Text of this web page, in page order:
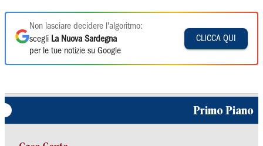
Non lasciare decidere l'algoritmo:
scegli La Nuova Sardegna
per le tue notizie su Google
CLICCA QUI
Primo Piano